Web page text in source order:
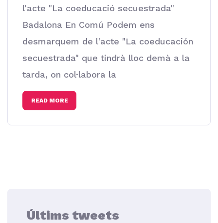
l'acte "La coeducació secuestrada"
Badalona En Comú Podem ens
desmarquem de l'acte "La coeducación
secuestrada" que tindrà lloc demà a la
tarda, on col·labora la
READ MORE
Últims tweets